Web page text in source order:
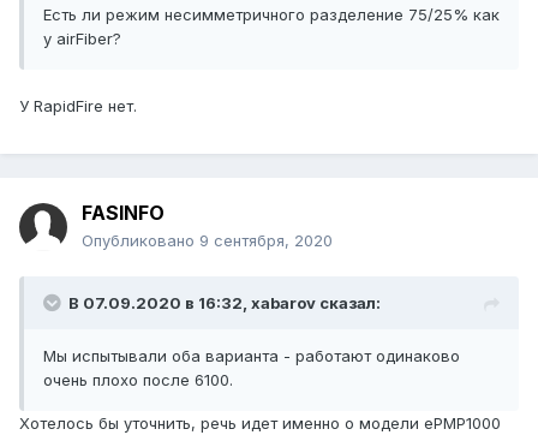
Есть ли режим несимметричного разделение 75/25% как
у airFiber?
У RapidFire нет.
FASINFO
Опубликовано 9 сентября, 2020
В 07.09.2020 в 16:32, xabarov сказал:
Мы испытывали оба варианта - работают одинаково
очень плохо после 6100.
Хотелось бы уточнить, речь идет именно о модели ePMP1000